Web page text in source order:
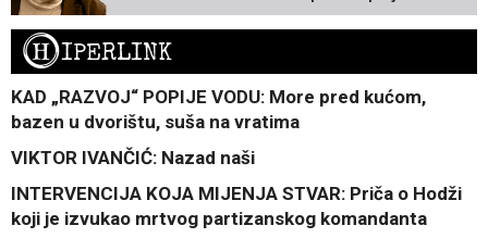
HIPERLINK
KAD „RAZVOJ“ POPIJE VODU: More pred kućom,
bazen u dvorištu, suša na vratima
VIKTOR IVANČIĆ: Nazad naši
INTERVENCIJA KOJA MIJENJA STVAR: Priča o Hodži
koji je izvukao mrtvog partizanskog komandanta